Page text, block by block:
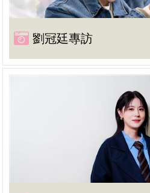
劉冠廷專訪